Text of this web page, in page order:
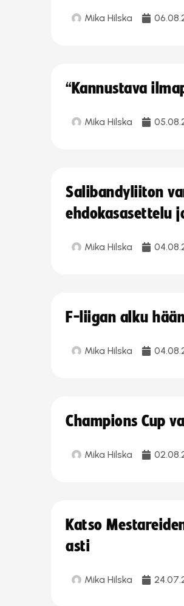
Mika Hilska
“Kannustava
Mika Hilska
Salibandyliiton
ehdokasasettelu
Mika Hilska
F-liigan alku
Mika Hilska
Champions Cup
Mika Hilska
Katso
asti
Mika Hilska